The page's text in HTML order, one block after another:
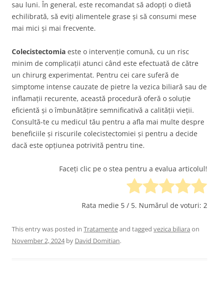
sau luni. În general, este recomandat să adopți o dietă
echilibrată, să eviți alimentele grase și să consumi mese
mai mici și mai frecvente.
Colecistectomia este o intervenție comună, cu un risc
minim de complicații atunci când este efectuată de către
un chirurg experimentat. Pentru cei care suferă de
simptome intense cauzate de pietre la vezica biliară sau de
inflamații recurente, această procedură oferă o soluție
eficientă și o îmbunătățire semnificativă a calității vieții.
Consultă-te cu medicul tău pentru a afla mai multe despre
beneficiile și riscurile colecistectomiei și pentru a decide
dacă este opțiunea potrivită pentru tine.
Faceți clic pe o stea pentru a evalua articolul!
Rata medie 5 / 5. Numărul de voturi: 2
This entry was posted in Tratamenteand tagged vezica biliara on
November 2, 2024by David Domitian.